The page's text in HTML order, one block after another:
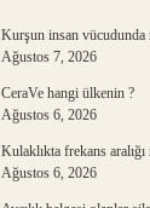
Kurşun insan vücudunda
Ağustos 7, 2026
CeraVe hangi ülkenin ?
Ağustos 6, 2026
Kulaklıkta frekans aralığı
Ağustos 6, 2026